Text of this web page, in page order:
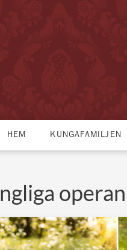
HEM KUNGAFAMILJEN
operan